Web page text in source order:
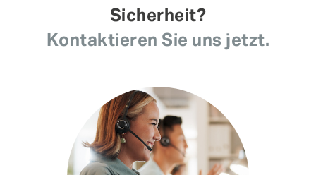
Sicherheit?
Kontaktieren Sie uns jetzt.